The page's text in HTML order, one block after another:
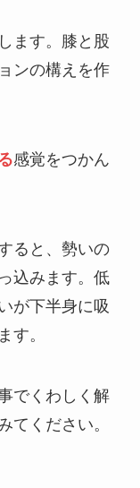
ます。膝と股
ンの構えを作
感覚をつかん
ると、勢いの
込みます。低
が下半身に吸
す。
でくわしく解
てください。